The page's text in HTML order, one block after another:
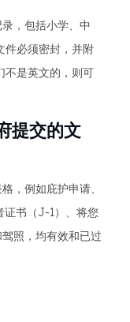
，包括小学、中
件必须密封，并附
不是英文的，则可
提交的文
，例如庇护申请、
证书（J-1）、将您
照，均有效和已过